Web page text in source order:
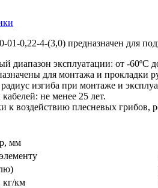
0,22-4-(3,0) предназначен для
диапазон эксплуатации: от -60ºС
для монтажа и прокладки
изгиба при монтаже и
не менее 25 лет.
к воздействию плесневых грибов,
мм
кг/км